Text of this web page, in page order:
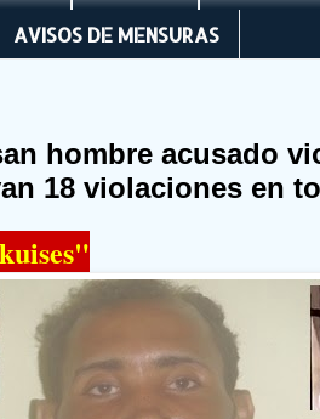
AVISOS DE MENSURAS
hombre acusado
18 violaciones en